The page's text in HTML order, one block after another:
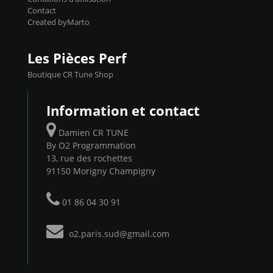
Contact
Created byMarto
Les Pièces Perf
Boutique CR Tune Shop
Information et contact
Damien CR TUNE
By O2 Programmation
13, rue des rochettes
91150 Morigny Champigny
01 86 04 30 91
o2.paris.sud@gmail.com